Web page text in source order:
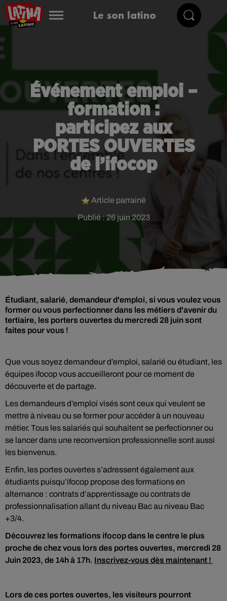
Le son latino
Événement emploi –
formation :
participez aux
PORTES OUVERTES
de l’ifocop
Publié : 26 juin 2023
Article parrainé
Étudiant, salarié, demandeur d'emploi, si vous voulez vous
former ou vous perfectionner dans les métiers d'avenir du
tertiaire, les porters ouvertes du mercredi 28 juin sont
faites pour vous !
Que vous soyez demandeur d’emploi, salarié ou étudiant, les
équipes ifocop vous accueilleront pour ce moment de
découverte et de partage.
Les demandeurs d’emploi visés sont ceux qui veulent se
mettre à niveau ou se former pour accéder à un nouveau
métier. Tous les salariés qui souhaitent se perfectionner ou
se lancer dans une reconversion professionnelle sont aussi
les bienvenus.
Enfin, les portes ouvertes s’adressent également aux
étudiants puisqu’ifocop propose des formations en
alternance : contrats d’apprentissage ou contrats de
professionnalisation allant du niveau Bac au niveau Bac
+3/4.
Découvrez les formations ifocop dans le centre le plus
proche de chez vous lors des portes ouvertes, mercredi 28
Juin 2023, de 14h à 17h. Inscrivez-vous dès maintenant !
Lors de ces portes ouvertes, les visiteurs pourront